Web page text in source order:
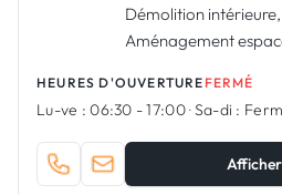
Démolition
Aménagement
HEURES D'OUVERTURE FERMÉ
Lu-ve : 06:30 - 17:00·Sa-di :